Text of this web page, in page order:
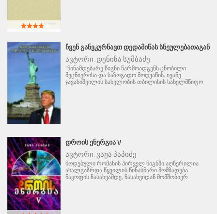
ᲩᲕᲔᲜ ᲒᲐᲜᲕᲙᲣᲠᲜᲐᲕᲗ ᲓᲔᲓᲐᲛᲘᲬᲐᲡ ᲡᲜᲔᲣᲚᲔᲑᲐᲗᲐᲒᲐᲜ
ავტორი: დენიზა სუმბაძე
"წინამდებარე წიგნი წარმოადგენს ცნობილი
მეცნიერისა და საზოგადო მოღვაწის, ივანე
ჯავახიშვილის სახელობის თბილისის სახელმწიფო
ᲓᲠᲝᲘᲡ ᲔᲜᲔᲠᲒᲘᲐ V
ავტორი: ვაჟა პაპიძე
წოდებული რომანის პირველ წიგნში აღწერილია
ახალგაზრდა წყვილის წინასწარი მომზადება
ნაყოფის ჩასახვამდე; ჩასახვიდან მომშობიერ